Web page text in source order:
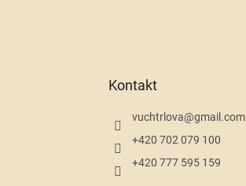
Kontakt
vuchtrlova@gmail.com
+420 702 079 100
+420 777 595 159